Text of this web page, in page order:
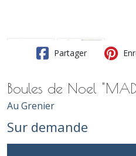
Partager
Boules de Noel
Au Grenier
Sur demande